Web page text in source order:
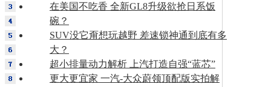
在美国不吃香 全新GL8升级欲抢日系饭
碗？
SUV没它甭想玩越野 差速锁神通到底有多
大？
超小排量动力解析 上汽打造自强“蓝芯”
更大更宜家 一汽-大众蔚领顶配版实拍解